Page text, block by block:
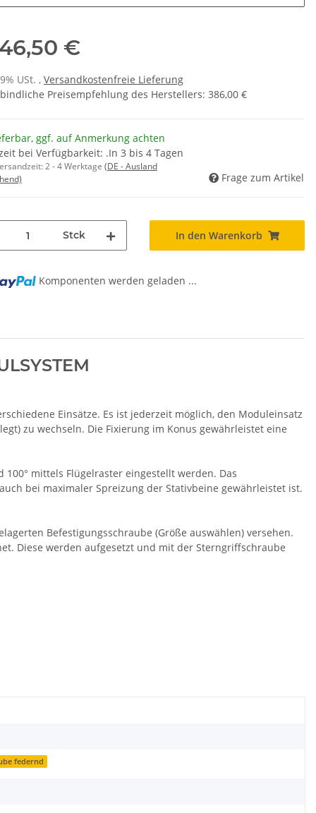
€
USt. , Versandkostenfreie Lieferung
Preisempfehlung des Herstellers: 386,00 €
ggf. auf Anmerkung achten
bei Verfügbarkeit: .In 3 bis 4 Tagen
2 - 4 Werktage (DE - Ausland
Frage zum Artikel
Stck In den Warenkorb
Komponenten werden geladen ...
Einsätze. Es ist jederzeit möglich, den Moduleinsatz
zu wechseln. Die Fixierung im Konus gewährleistet eine
100° mittels Flügelraster eingestellt werden. Das
bei maximaler Spreizung der Stativbeine gewährleistet ist.
Befestigungsschraube (Größe auswählen) versehen.
Diese werden aufgesetzt und mit der Sterngriffschraube
federnd